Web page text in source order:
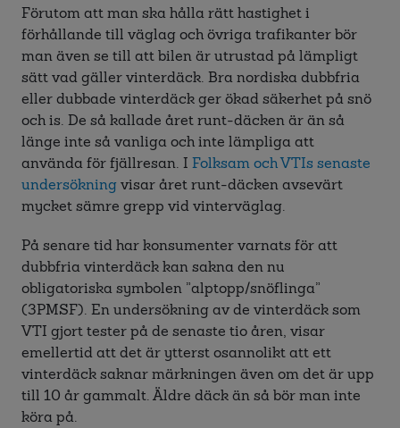
Förutom att man ska hålla rätt hastighet i
förhållande till väglag och övriga trafikanter bör
man även se till att bilen är utrustad på lämpligt
sätt vad gäller vinterdäck. Bra nordiska dubbfria
eller dubbade vinterdäck ger ökad säkerhet på snö
och is. De så kallade året runt-däcken är än så
länge inte så vanliga och inte lämpliga att
använda för fjällresan. I Folksam och VTIs senaste
undersökningvisar året runt-däcken avsevärt
mycket sämre grepp vid vinterväglag.
På senare tid har konsumenter varnats för att
dubbfria vinterdäck kan sakna den nu
obligatoriska symbolen ”alptopp/snöflinga”
(3PMSF). En undersökning av de vinterdäck som
VTI gjort tester på de senaste tio åren, visar
emellertid att det är ytterst osannolikt att ett
vinterdäck saknar märkningen även om det är upp
till 10 år gammalt. Äldre däck än så bör man inte
köra på.